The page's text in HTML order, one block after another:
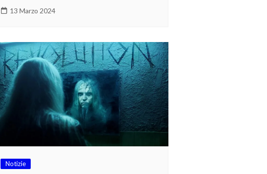
13 Marzo 2024
Notizie